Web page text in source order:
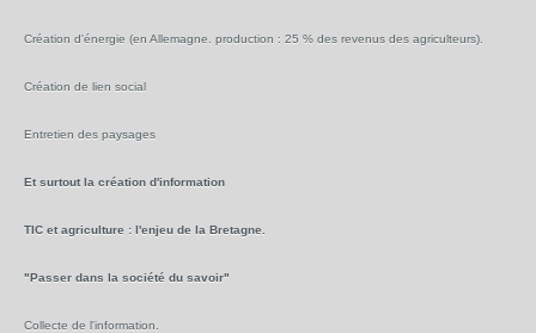
Création d'énergie (en Allemagne. production : 25 % des revenus des agriculteurs).
Création de lien social
Entretien des paysages
Et surtout la création d'information
TIC et agriculture : l'enjeu de la Bretagne.
"Passer dans la société du savoir"
Collecte de l'information.